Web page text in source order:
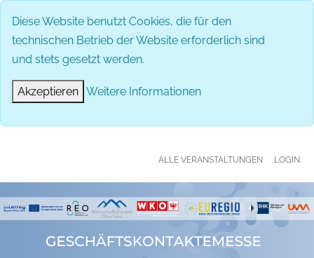
Diese Website benutzt Cookies, die für den
technischen Betrieb der Website erforderlich sind
und stets gesetzt werden.
Akzeptieren Weitere Informationen
ALLE VERANSTALTUNGEN LOGIN
MENÜ